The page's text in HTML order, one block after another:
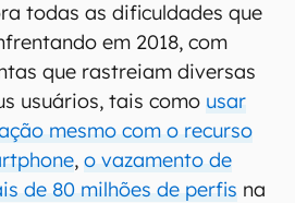
todas as dificuldades que
em 2018, com
que rastreiam diversas
usuários, tais como usar
mesmo com o recurso
, o vazamento de
de 80 milhões de perfis na